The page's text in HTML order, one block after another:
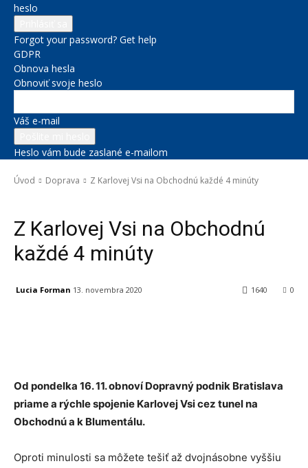
heslo
Forgot your password? Get help
GDPR
Obnova hesla
Obnoviť svoje heslo
Váš e-mail
Heslo vám bude zaslané e-mailom
Úvod Doprava Z Karlovej Vsi na Obchodnú každé 4 minúty
Z Karlovej Vsi na Obchodnú
každé 4 minúty
Lucia Forman 13. novembra 2020 0
1640
Od pondelka 16. 11. obnoví Dopravný podnik Bratislava
priame a rýchle spojenie Karlovej Vsi cez tunel na
Obchodnú a k Blumentálu.
Oproti minulosti sa môžete tešiť až dvojnásobne vyššiu